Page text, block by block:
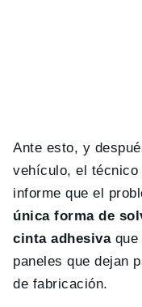
Ante esto, y
vehículo, el técnico
informe que el
única forma de
cinta adhesivaque
paneles que dejan
de fabricación.